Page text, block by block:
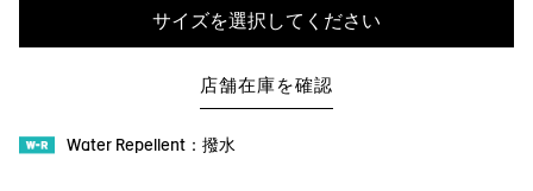
サイズを選択してください
店舗在庫を確認
Water Repellent：撥水